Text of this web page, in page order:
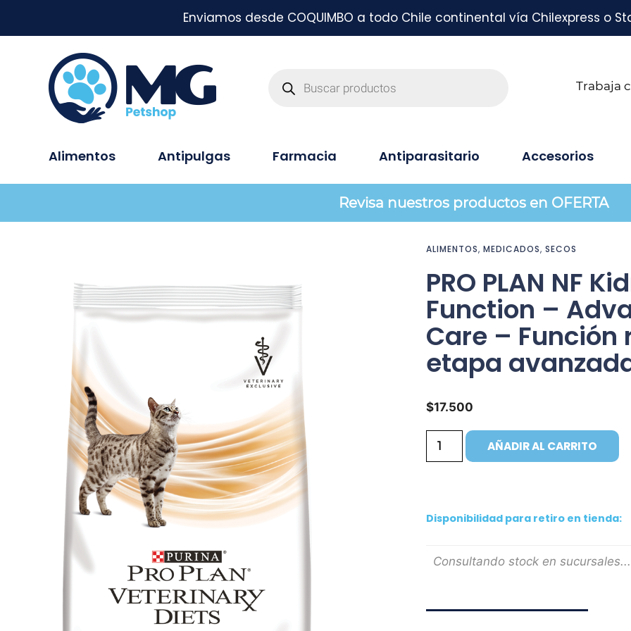
Enviamos desde COQUIMBO a todo Chile continental vía Chilexpress o
Trabaja
Alimentos Antipulgas Farmacia Antiparasitario Accesorios
Revisa nuestros productos en OFERTA
ALIMENTOS, MEDICADOS, SECOS
PRO PLAN NF
Function –
Care – Función
etapa
$17.500
AÑADIR AL CARRITO
Disponibilidad para retiro en tienda:
Consultando stock en sucursales...